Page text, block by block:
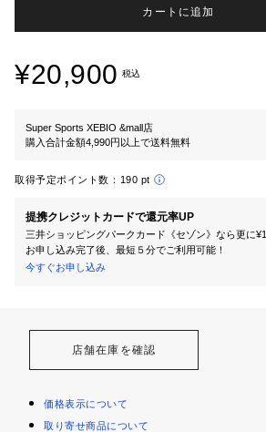
カートに追加
¥20,900 税込
Super Sports XEBIO &mall店
購入合計金額4,990円以上で送料無料
取得予定ポイント数： 190 pt
提携クレジットカードで還元率UP
三井ショッピングパークカード《セゾン》なら更に
お申し込み完了後、最短５分でご利用可能！
今すぐお申し込み
店舗在庫を確認
価格表示について
取り寄せ商品について